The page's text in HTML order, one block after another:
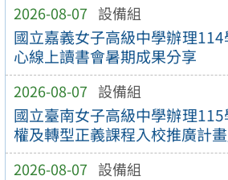
2026-08-07 設備組
國立嘉義女子高級中學辦理
心線上讀書會暑期成果分享
2026-08-07 設備組
國立臺南女子高級中學辦理
權及轉型正義課程入校推廣計畫
2026-08-07 設備組